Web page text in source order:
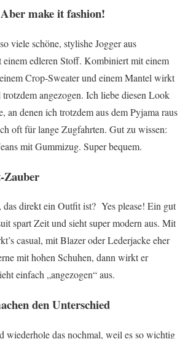
make it fashion!
viele schöne, stylishe Jogger aus
edleren Stoff. Kombiniert mit einem
Crop-Sweater und einem Mantel wirkt
trotzdem angezogen. Ich liebe diesen Look
an denen ich trotzdem aus dem Pyjama raus
oft für lange Zugfahrten. Gut zu wissen:
mit Gummizug. Super bequem.
Zauber
direkt ein Outfit ist? Yes please! Ein gut
spart Zeit und sieht super modern aus. Mit
casual, mit Blazer oder Lederjacke eher
mit hohen Schuhen, dann wirkt er
einfach „angezogen“ aus.
den Unterschied
wiederhole das nochmal, weil es so wichtig